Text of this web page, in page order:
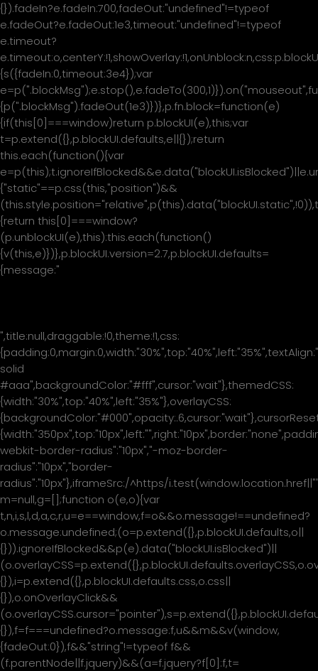
{}).fadeIn?e.fadeIn:700,fadeOut:"undefined"!=typeof
e.fadeOut?e.fadeOut:1e3,timeout:"undefined"!=typeof
e.timeout?
{s({fadeIn:0,timeout:3e4});var
{p(".blockMsg").fadeOut(1e3)})},p.fn.block=function(e)
{if(this[0]===window)return p.blockUI(e),this;var
t=p.extend({},p.blockUI.defaults,e||{});return
this.each(function(){var
{"static"==p.css(this,"position")&&
{return this[0]===window?
(p.unblockUI(e),this):this.each(function()
{v(this,e)})},p.blockUI.version=2.7,p.blockUI.defaults=
{message:"
",title:null,draggable:!0,theme:!1,css:
solid
#aaa",backgroundColor:"#fff",cursor:"wait"},themedCSS:
{width:"30%",top:"40%",left:"35%"},overlayCSS:
webkit-border-radius":"10px","-moz-border-
radius":"10px","border-
radius":"10px"},iframeSrc:/^https/
m=null,g=[];function o(e,o){var
t,n,i,s,l,d,a,c,r,u=e==window,f=o&&o.message!==undefined?
o.message:undefined;(o=p.extend({},p.blockUI.defaults,o||
{})).ignoreIfBlocked&&p(e).data("blockUI.isBlocked")||
{}),i=p.extend({},p.blockUI.defaults.css,o.css||
{}),o.onOverlayClick&&
{}),f=f===undefined?o.message:f,u&&m&&v(window,
{fadeOut:0}),f&&"string"!=typeof f&&
(f.parentNode||f.jquery)&&(a=f.jquery?f[0]:f,t=